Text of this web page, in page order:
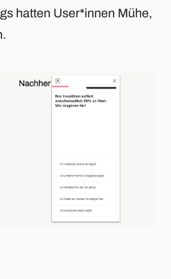
hatten User*innen Mühe,